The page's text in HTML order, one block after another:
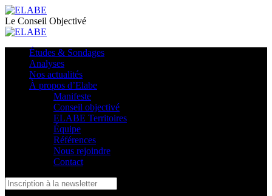
Le Conseil Objectivé
Études & Sondages
Analyses
Nos actualités
À propos d’Elabe
Manifeste
Conseil objectivé
ELABE Territoires
Équipe
Références
Nous rejoindre
Contact